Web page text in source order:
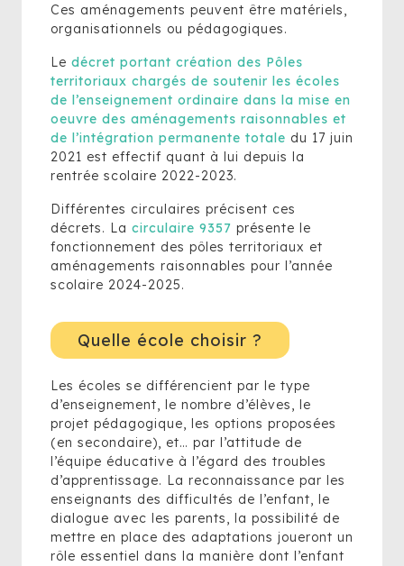
Ces aménagements peuvent être matériels,
organisationnels ou pédagogiques.
Le décret portant création des Pôles
territoriaux chargés de soutenir les écoles
de l’enseignement ordinaire dans la mise en
oeuvre des aménagements raisonnables et
de l’intégration permanente totale du 17 juin
2021 est effectif quant à lui depuis la
rentrée scolaire 2022-2023.
Différentes circulaires précisent ces
décrets. La circulaire 9357 présente le
fonctionnement des pôles territoriaux et
aménagements raisonnables pour l’année
scolaire 2024-2025.
Quelle école choisir ?
Les écoles se différencient par le type
d’enseignement, le nombre d’élèves, le
projet pédagogique, les options proposées
(en secondaire), et… par l’attitude de
l’équipe éducative à l’égard des troubles
d’apprentissage. La reconnaissance par les
enseignants des difficultés de l’enfant, le
dialogue avec les parents, la possibilité de
mettre en place des adaptations joueront un
rôle essentiel dans la manière dont l’enfant